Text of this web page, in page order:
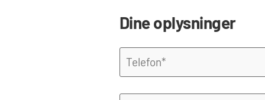
Dine oplysninger
Telefon *
E-